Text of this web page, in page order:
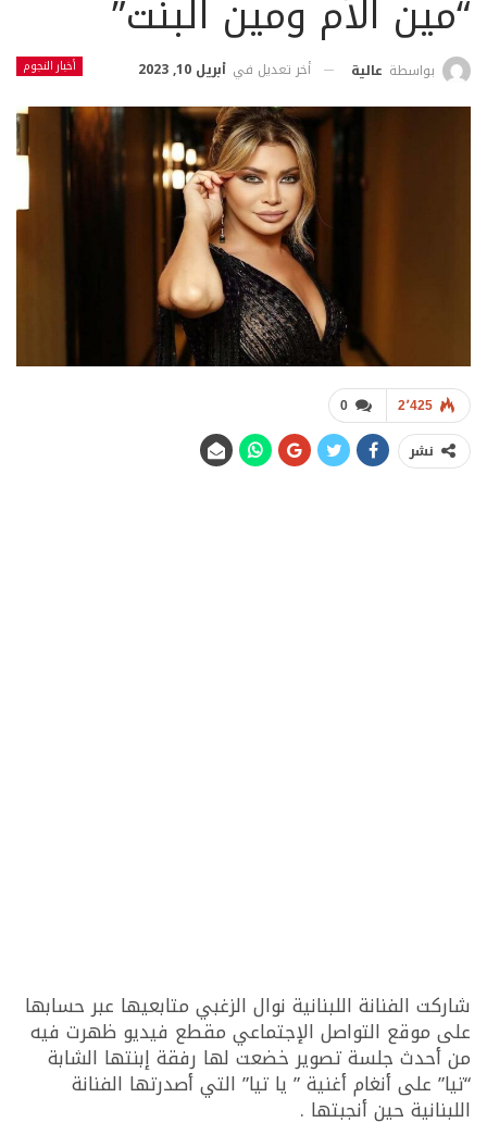
“مين الأم ومين البنت”
أخبار النجوم بواسطة عالية أخر تعديل في أبريل 10, 2023
0 2٬425
نشر
شاركت الفنانة اللبنانية نوال الزغبي متابعيها عبر حسابها
على موقع التواصل الإجتماعي مقطع فيديو ظهرت فيه
من أحدث جلسة تصوير خضعت لها رفقة إبنتها الشابة
“تيا” على أنغام أغنية ” يا تيا” التي أصدرتها الفنانة
اللبنانية حين أنجبتها .